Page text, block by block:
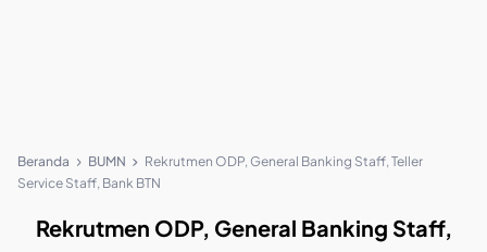
Beranda BUMN
Rekrutmen ODP, General Banking Staff, Teller
Service Staff, Bank BTN
Rekrutmen ODP, General Banking Staff,